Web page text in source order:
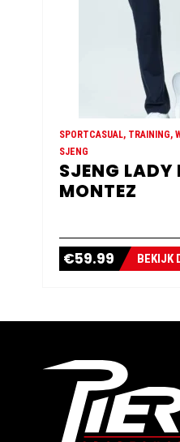
SPORTCASUAL, TRAINING,
SJENG
SJENG LADY
MONTEZ
€59.99 BEKIJK